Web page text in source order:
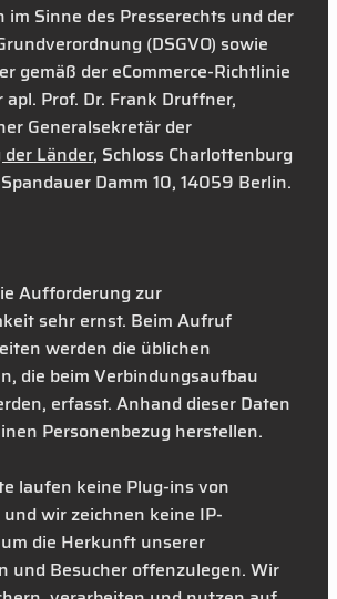
Sinne des Presserechts und der
(DSGVO) sowie
gemäß der eCommerce-Richtlinie
apl. Prof. Dr. Frank Druffner,
Generalsekretär der
Länder, Schloss Charlottenburg
Damm 10, 14059 Berlin.
Aufforderung zur
sehr ernst. Beim Aufruf
werden die üblichen
die beim Verbindungsaufbau
erfasst. Anhand dieser Daten
Personenbezug herstellen.
laufen keine Plug-ins von
wir zeichnen keine IP-
die Herkunft unserer
und Besucher offenzulegen. Wir